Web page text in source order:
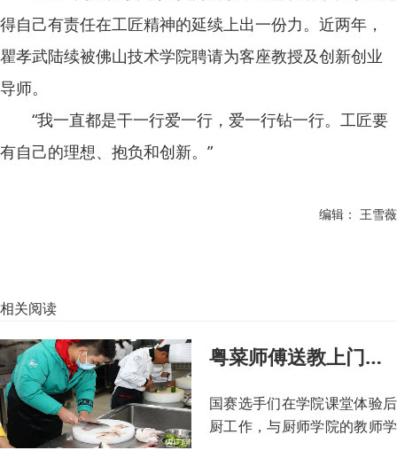
得自己有责任在工匠精神的延续上出一份力。近两年，
瞿孝武陆续被佛山技术学院聘请为客座教授及创新创业
导师。
“我一直都是干一行爱一行，爱一行钻一行。工匠要
有自己的理想、抱负和创新。”
编辑： 王雪薇
相关阅读
粤菜师傅送教上门：一人学厨 全家脱贫
国赛选手们在学院课堂体验后
厨工作，与厨师学院的教师学